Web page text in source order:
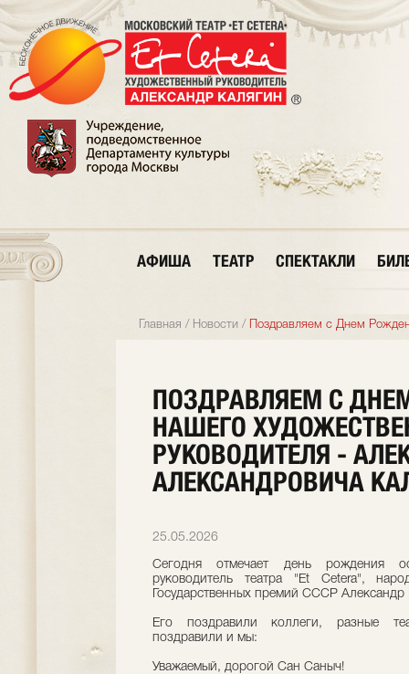
АФИША ТЕАТР СПЕКТАКЛИ
Главная / Новости / Поздравляем с Днем
ПОЗДРАВЛЯЕМ С
НАШЕГО
РУКОВОДИТЕЛЯ -
АЛЕКСАНДРОВИЧА
25.05.2026
Сегодня отмечает день рождения
руководитель театра "Et Cetera",
Государственных премий СССР Александр
Его поздравили коллеги, разные
поздравили и мы:
Уважаемый, дорогой Сан Саныч!